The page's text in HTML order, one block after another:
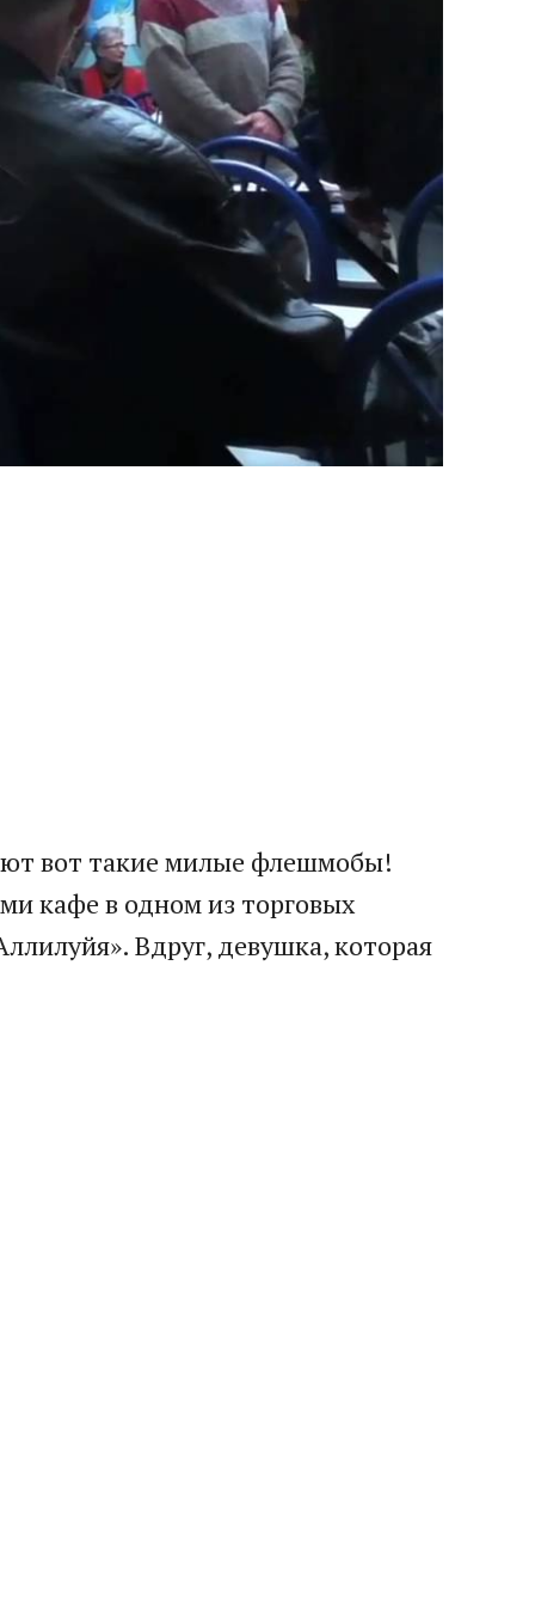
вот такие милые флешмобы!
кафе в одном из торговых
Вдруг, девушка, которая